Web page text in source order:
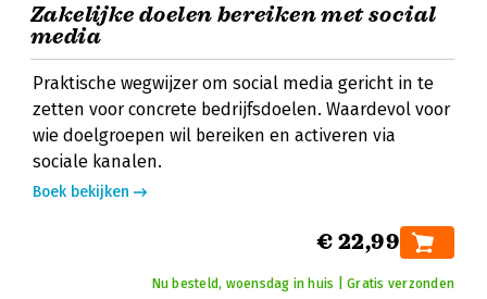
Zakelijke doelen bereiken met social
media
Praktische wegwijzer om social media gericht in te
zetten voor concrete bedrijfsdoelen. Waardevol voor
wie doelgroepen wil bereiken en activeren via
sociale kanalen.
Boek bekijken
€ 22,99
Nu besteld, woensdag in huis | Gratis verzonden